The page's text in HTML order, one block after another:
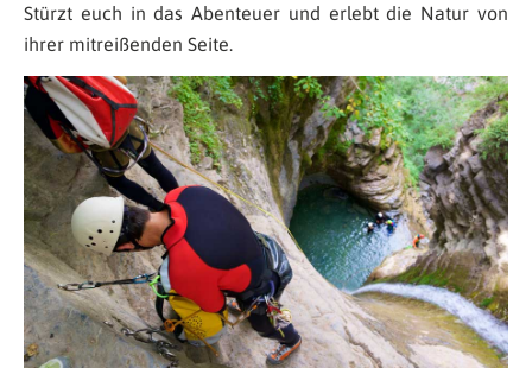
Stürzt euch in das Abenteuer und erlebt die Natur von
ihrer mitreißenden Seite.